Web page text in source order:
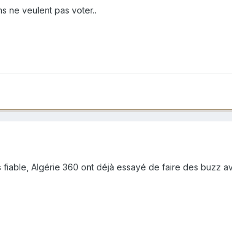
ne veulent pas voter..
Algérie 360 ont déjà essayé de faire des buzz